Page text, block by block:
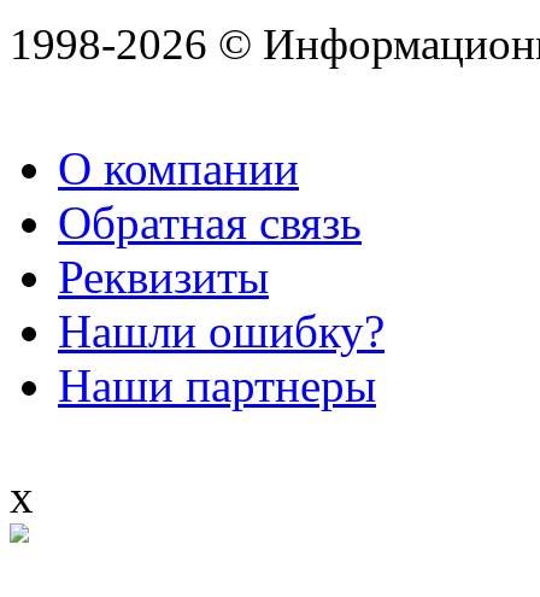
1998-2026 ©
О компании
Обратная связь
Реквизиты
Нашли ошибку?
Наши партнеры
x